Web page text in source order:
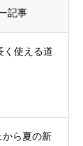
記事
く使える道
から夏の新